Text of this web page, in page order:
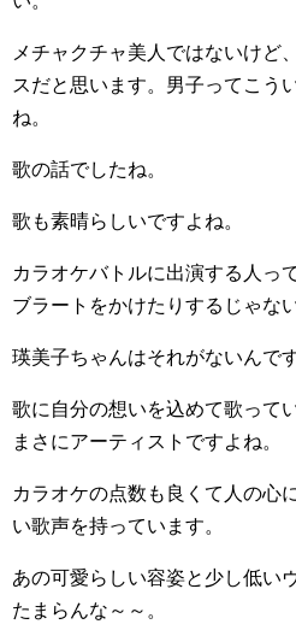
メチャクチャ美人ではないけど
スだと思います。男子ってこう
ね。
歌の話でしたね。
歌も素晴らしいですよね。
カラオケバトルに出演する人っ
ブラートをかけたりするじゃな
瑛美子ちゃんはそれがないんで
歌に自分の想いを込めて歌って
まさにアーティストですよね。
カラオケの点数も良くて人の心
い歌声を持っています。
あの可愛らしい容姿と少し低い
たまらんな～～。